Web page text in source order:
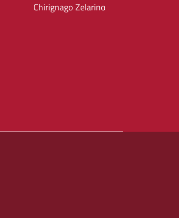
Chirignago Zelarino